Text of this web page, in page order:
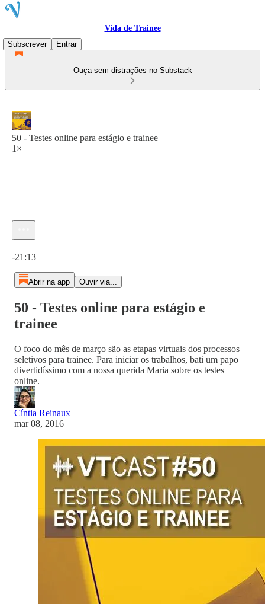
Vida de Trainee
Subscrever
Entrar
Ouça sem distrações no Substack
50 - Testes online para estágio e trainee
1×
-21:13
Abrir na app Ouvir via...
50 - Testes online para estágio e
trainee
O foco do mês de março são as etapas virtuais dos processos
seletivos para trainee. Para iniciar os trabalhos, bati um papo
divertidíssimo com a nossa querida Maria sobre os testes
online.
Cíntia Reinaux
mar 08, 2016